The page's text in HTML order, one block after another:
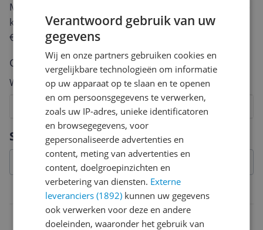
Specificaties
Overige kenmerken
Met jouw mening help je andere bezoekers een betere
keuze te maken én maak je iedere maand kans op
€250,-!
Klik hier voor de actievoorwaarden.
Cijfer
Welk cijfer geef jij dit product?
7
5
Vraag 1 van 4
Verantwoord gebruik van uw
gegevens
Wij en onze partners gebruiken cookies en
vergelijkbare technologieën om informatie
op uw apparaat op te slaan en te openen
en om persoonsgegevens te verwerken,
zoals uw IP-adres, unieke identificatoren
en browsegegevens, voor
gepersonaliseerde advertenties en
content, meting van advertenties en
content, doelgroepinzichten en
verbetering van diensten. Externe
leveranciers (1892) kunnen uw gegevens
ook verwerken voor deze en andere
doeleinden, waaronder het gebruik van